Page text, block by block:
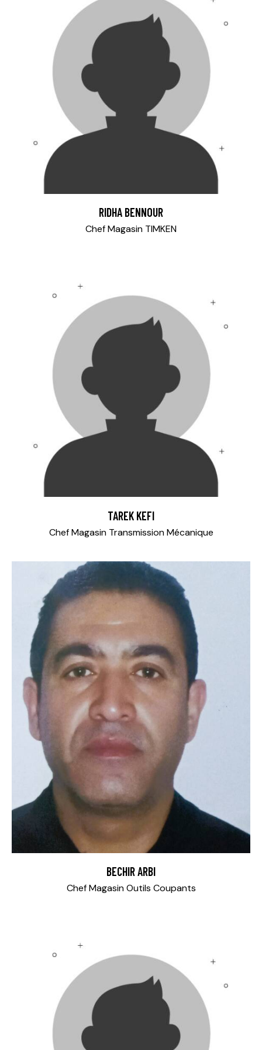
RIDHA BENNOUR
Chef Magasin TIMKEN
TAREK KEFI
Chef Magasin Transmission Mécanique
BECHIR ARBI
Chef Magasin Outils Coupants